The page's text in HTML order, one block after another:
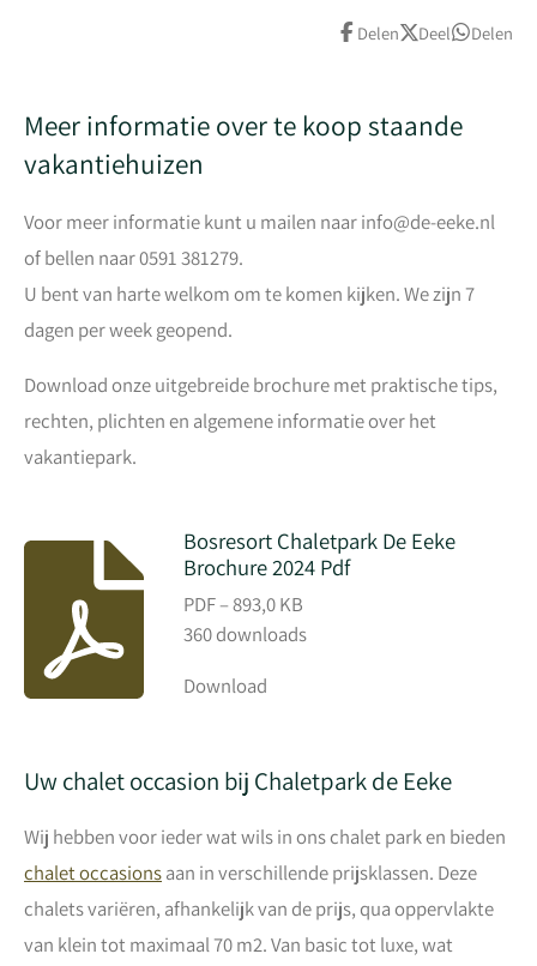
Delen Deel Delen
Meer informatie over te koop staande
vakantiehuizen
Voor meer informatie kunt u mailen naar info@de-eeke.nl
of bellen naar 0591 381279.
U bent van harte welkom om te komen kijken. We zijn 7
dagen per week geopend.
Download onze uitgebreide brochure met praktische tips,
rechten, plichten en algemene informatie over het
vakantiepark.
Bosresort Chaletpark De Eeke
Brochure 2024 Pdf
PDF – 893,0 KB
360 downloads
Download
Uw chalet occasion bij Chaletpark de Eeke
Wij hebben voor ieder wat wils in ons chalet park en bieden
chalet occasionsaan in verschillende prijsklassen. Deze
chalets variëren, afhankelijk van de prijs, qua oppervlakte
van klein tot maximaal 70 m2. Van basic tot luxe, wat